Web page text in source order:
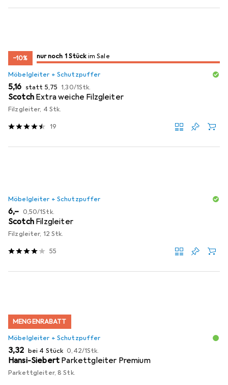
−10% noch 1 Stückim Sale
nur noch 1 Stück im Sale
Möbelgleiter + Schutzpuffer
EUR
5,16 statt EUR
5,75 EUR
1,30/1Stk.
Scotch Extra weiche Filzgleiter
Filzgleiter, 4 Stk.
19
Möbelgleiter + Schutzpuffer
EUR
6,– EUR
0,50/1Stk.
Scotch Filzgleiter
Filzgleiter, 12 Stk.
55
MENGENRABATT
Möbelgleiter + Schutzpuffer
EUR
3,32 bei 4 Stück EUR
0,42/1Stk.
Hansi-Siebert Parkettgleiter Premium
Parkettgleiter, 8 Stk.